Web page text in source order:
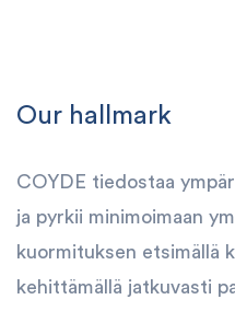
Our hallmark
COYDE tiedostaa
ja pyrkii minimoimaan
kuormituksen etsimällä
kehittämällä jatkuvasti